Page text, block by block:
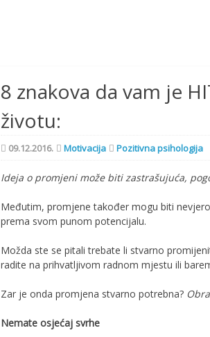
8 znakova da vam je
životu:
09.12.2016. Motivacija Pozitivna psihologija
Ideja o promjeni može biti zastrašujuća,
Međutim, promjene također mogu biti
prema svom punom potencijalu.
Možda ste se pitali trebate li stvarno
radite na prihvatljivom radnom mjestu ili
Zar je onda promjena stvarno potrebna?
Nemate osjećaj svrhe